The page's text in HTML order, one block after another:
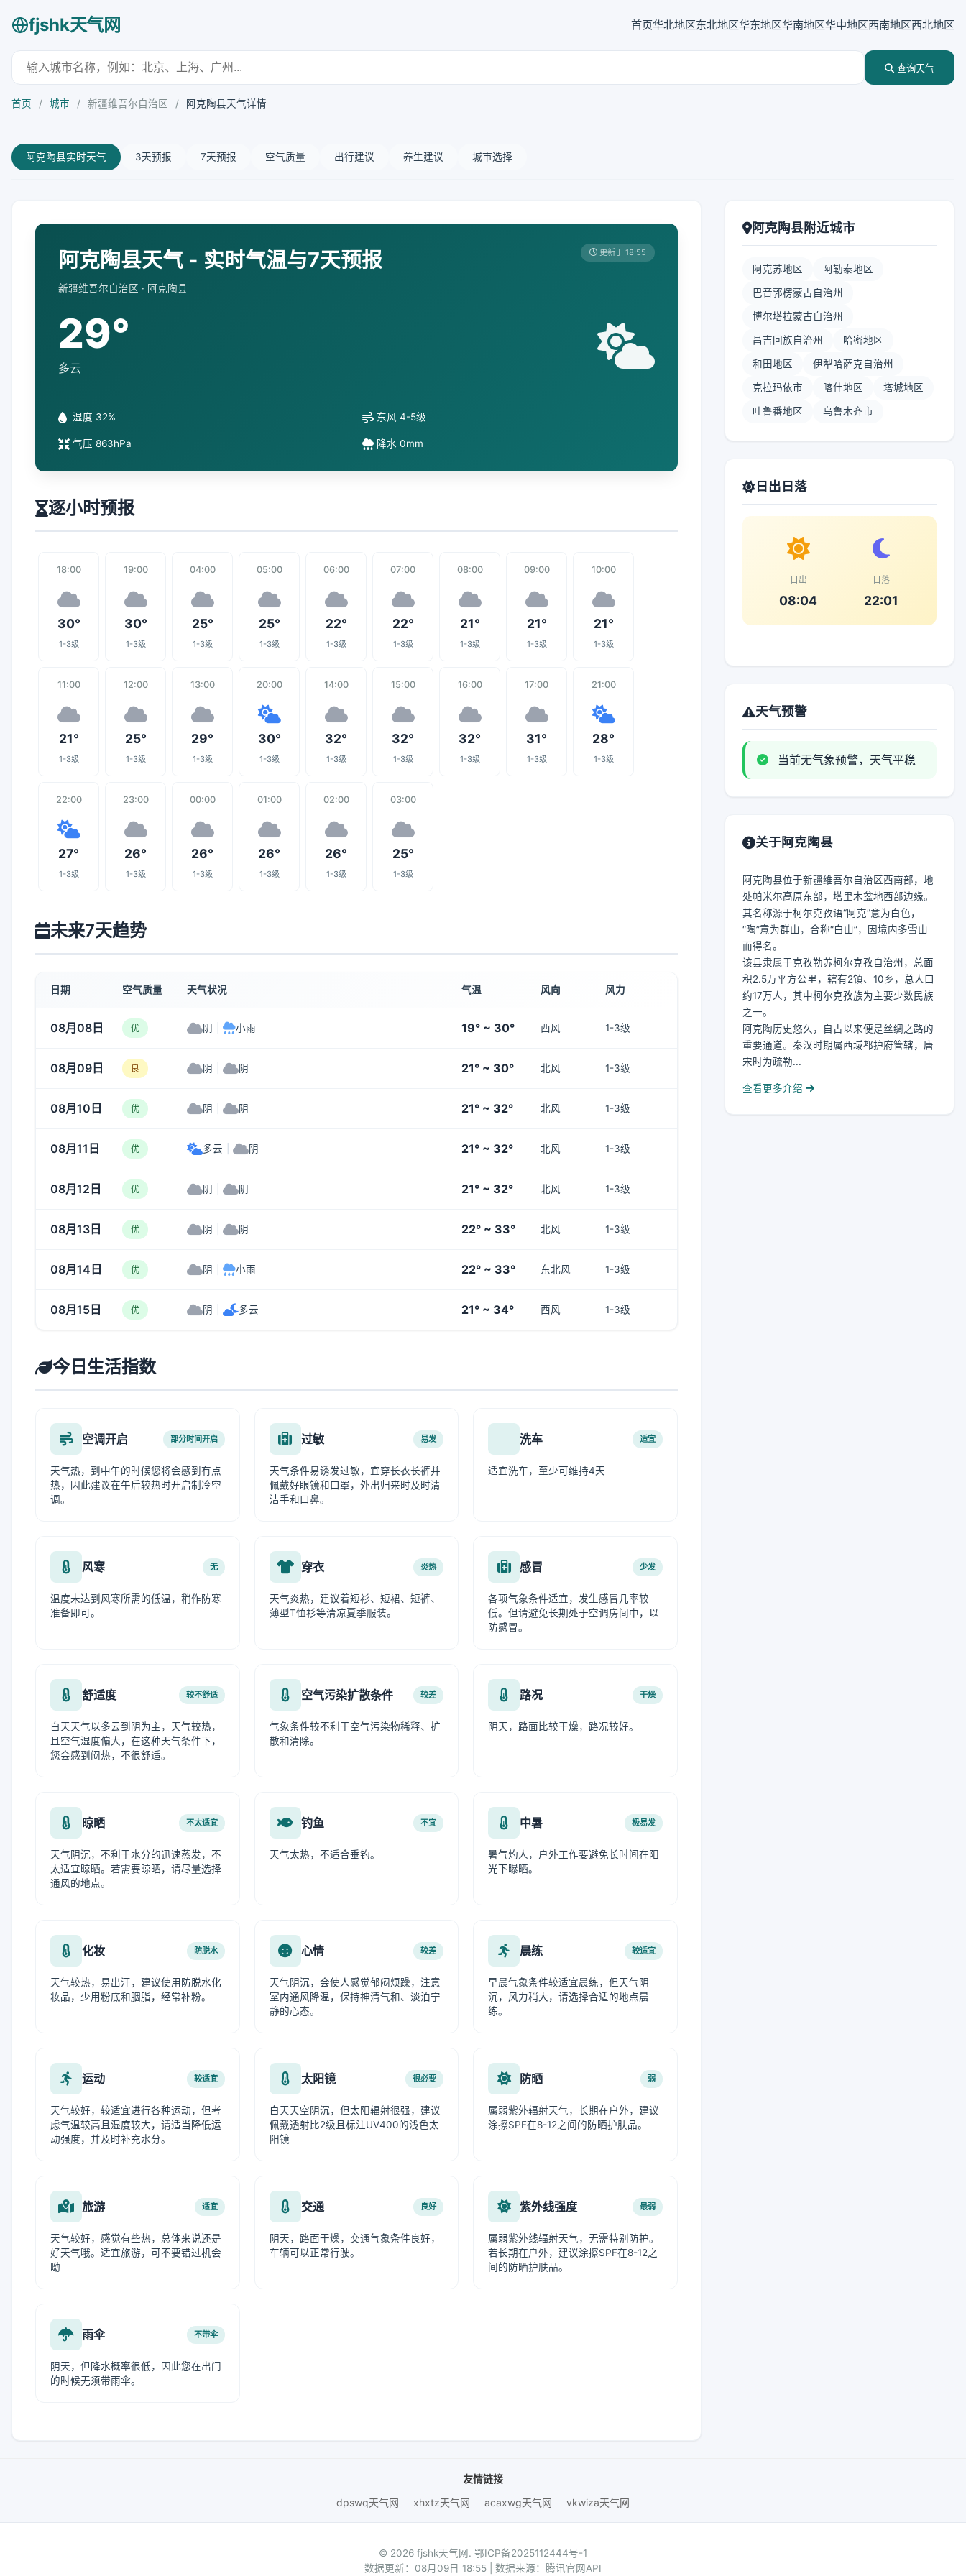
fjshk天气网 首页华北地区东北地区华东地区华南地区华中地区西南地区西北地区
查询天气
首页 / 城市 / 新疆维吾尔自治区 / 阿克陶县天气详情
阿克陶县实时天气 3天预报 7天预报 空气质量 出行建议 养生建议 城市选择
阿克陶县天气 - 实时气温与7天预报
新疆维吾尔自治区 · 阿克陶县
更新于 18:55
29°
多云
湿度 32% 东风 4-5级
气压 863hPa 降水 0mm
逐小时预报
18:00
30°
1-3级
19:00
30°
1-3级
04:00
25°
1-3级
05:00
25°
1-3级
06:00
22°
1-3级
07:00
22°
1-3级
08:00
21°
1-3级
09:00
21°
1-3级
10:00
21°
1-3级
11:00
21°
1-3级
12:00
25°
1-3级
13:00
29°
1-3级
20:00
30°
1-3级
14:00
32°
1-3级
15:00
32°
1-3级
16:00
32°
1-3级
17:00
31°
1-3级
21:00
28°
1-3级
22:00
27°
1-3级
23:00
26°
1-3级
00:00
26°
1-3级
01:00
26°
1-3级
02:00
26°
1-3级
03:00
25°
1-3级
未来7天趋势
日期 空气质量 天气状况 气温 风向 风力
08月08日 优 阴 小雨 19° ~ 30° 西风 1-3级
08月09日 良 阴 阴 21° ~ 30° 北风 1-3级
08月10日 优 阴 阴 21° ~ 32° 北风 1-3级
08月11日 优 多云 阴 21° ~ 32° 北风 1-3级
08月12日 优 阴 阴 21° ~ 32° 北风 1-3级
08月13日 优 阴 阴 22° ~ 33° 北风 1-3级
08月14日 优 阴 小雨 22° ~ 33° 东北风 1-3级
08月15日 优 阴 多云 21° ~ 34° 西风 1-3级
今日生活指数
空调开启 部分时间开启
天气热，到中午的时候您将会感到有点
热，因此建议在午后较热时开启制冷空
调。
过敏 易发
天气条件易诱发过敏，宜穿长衣长裤并
佩戴好眼镜和口罩，外出归来时及时清
洁手和口鼻。
洗车 适宜
适宜洗车，至少可维持4天
风寒 无
温度未达到风寒所需的低温，稍作防寒
准备即可。
穿衣 炎热
天气炎热，建议着短衫、短裙、短裤、
薄型T恤衫等清凉夏季服装。
感冒 少发
各项气象条件适宜，发生感冒几率较
低。但请避免长期处于空调房间中，以
防感冒。
舒适度 较不舒适
白天天气以多云到阴为主，天气较热，
且空气湿度偏大，在这种天气条件下，
您会感到闷热，不很舒适。
空气污染扩散条件 较差
气象条件较不利于空气污染物稀释、扩
散和清除。
路况 干燥
阴天，路面比较干燥，路况较好。
晾晒 不太适宜
天气阴沉，不利于水分的迅速蒸发，不
太适宜晾晒。若需要晾晒，请尽量选择
通风的地点。
钓鱼 不宜
天气太热，不适合垂钓。
中暑 极易发
暑气灼人，户外工作要避免长时间在阳
光下曝晒。
化妆 防脱水
天气较热，易出汗，建议使用防脱水化
妆品，少用粉底和胭脂，经常补粉。
心情 较差
天气阴沉，会使人感觉郁闷烦躁，注意
室内通风降温，保持神清气和、淡泊宁
静的心态。
晨练 较适宜
早晨气象条件较适宜晨练，但天气阴
沉，风力稍大，请选择合适的地点晨
练。
运动 较适宜
天气较好，较适宜进行各种运动，但考
虑气温较高且湿度较大，请适当降低运
动强度，并及时补充水分。
太阳镜 很必要
白天天空阴沉，但太阳辐射很强，建议
佩戴透射比2级且标注UV400的浅色太
阳镜
防晒 弱
属弱紫外辐射天气，长期在户外，建议
涂擦SPF在8-12之间的防晒护肤品。
旅游 适宜
天气较好，感觉有些热，总体来说还是
好天气哦。适宜旅游，可不要错过机会
呦
交通 良好
阴天，路面干燥，交通气象条件良好，
车辆可以正常行驶。
紫外线强度 最弱
属弱紫外线辐射天气，无需特别防护。
若长期在户外，建议涂擦SPF在8-12之
间的防晒护肤品。
雨伞 不带伞
阴天，但降水概率很低，因此您在出门
的时候无须带雨伞。
阿克陶县附近城市
阿克苏地区 阿勒泰地区
巴音郭楞蒙古自治州
博尔塔拉蒙古自治州
昌吉回族自治州 哈密地区
和田地区 伊犁哈萨克自治州
克拉玛依市 喀什地区 塔城地区
吐鲁番地区 乌鲁木齐市
日出日落
日出
08:04
日落
22:01
天气预警
当前无气象预警，天气平稳
关于阿克陶县
阿克陶县位于新疆维吾尔自治区西南部，地
处帕米尔高原东部，塔里木盆地西部边缘。
其名称源于柯尔克孜语“阿克”意为白色，
“陶”意为群山，合称“白山”，因境内多雪山
而得名。
该县隶属于克孜勒苏柯尔克孜自治州，总面
积2.5万平方公里，辖有2镇、10乡，总人口
约17万人，其中柯尔克孜族为主要少数民族
之一。
阿克陶历史悠久，自古以来便是丝绸之路的
重要通道。秦汉时期属西域都护府管辖，唐
宋时为疏勒...
查看更多介绍
友情链接
dpswq天气网
xhxtz天气网 acaxwg天气网 vkwiza天气网
© 2026 fjshk天气网. 鄂ICP备2025112444号-1
数据更新：08月09日 18:55 | 数据来源：腾讯官网API